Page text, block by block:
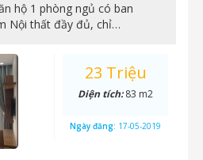
hộ 1 phòng ngủ có ban
Nội thất đầy đủ, chỉ…
23 Triệu
Diện tích:83 m2
Ngày đăng: 17-05-2019